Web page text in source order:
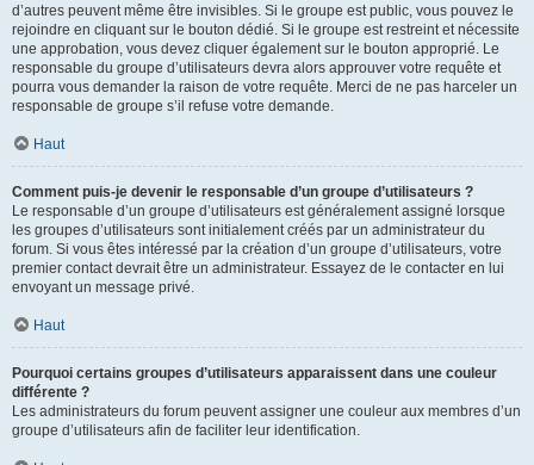
d’autres peuvent même être invisibles. Si le groupe est public, vous pouvez le
rejoindre en cliquant sur le bouton dédié. Si le groupe est restreint et nécessite
une approbation, vous devez cliquer également sur le bouton approprié. Le
responsable du groupe d’utilisateurs devra alors approuver votre requête et
pourra vous demander la raison de votre requête. Merci de ne pas harceler un
responsable de groupe s’il refuse votre demande.
Haut
Comment puis-je devenir le responsable d’un groupe d’utilisateurs ?
Le responsable d’un groupe d’utilisateurs est généralement assigné lorsque
les groupes d’utilisateurs sont initialement créés par un administrateur du
forum. Si vous êtes intéressé par la création d’un groupe d’utilisateurs, votre
premier contact devrait être un administrateur. Essayez de le contacter en lui
envoyant un message privé.
Haut
Pourquoi certains groupes d’utilisateurs apparaissent dans une couleur
différente ?
Les administrateurs du forum peuvent assigner une couleur aux membres d’un
groupe d’utilisateurs afin de faciliter leur identification.